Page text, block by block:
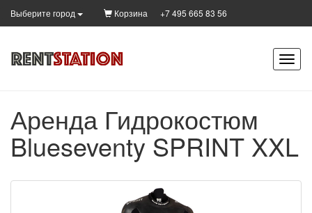
Выберите город Корзина +7 495 665 83 56
Аренда Гидрокостюм
Blueseventy SPRINT XXL